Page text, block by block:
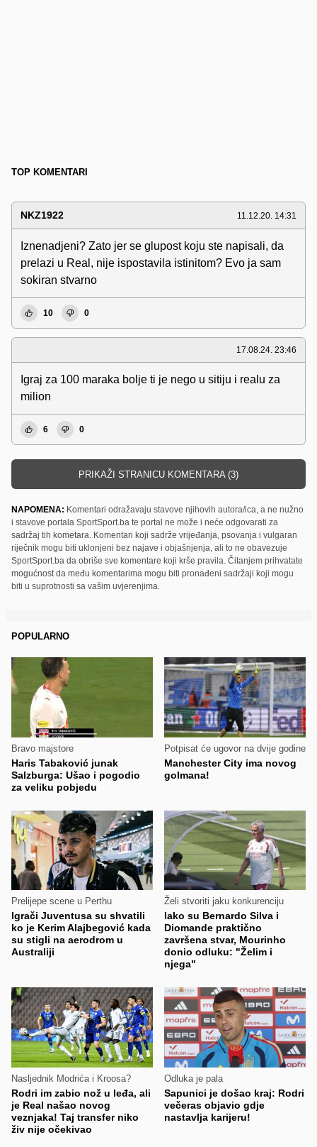
TOP KOMENTARI
NKZ1922 11.12.20. 14:31
Iznenadjeni? Zato jer se glupost koju ste napisali, da
prelazi u Real, nije ispostavila istinitom? Evo ja sam
sokiran stvarno
10 0
17.08.24. 23:46
Igraj za 100 maraka bolje ti je nego u sitiju i realu za
milion
6 0
PRIKAŽI STRANICU KOMENTARA (3)
NAPOMENA: Komentari odražavaju stavove njihovih autora/ica, a ne nužno
i stavove portala SportSport.ba te portal ne može i neće odgovarati za
sadržaj tih kometara. Komentari koji sadrže vrijeđanja, psovanja i vulgaran
riječnik mogu biti uklonjeni bez najave i objašnjenja, ali to ne obavezuje
SportSport.ba da obriše sve komentare koji krše pravila. Čitanjem prihvatate
mogućnost da među komentarima mogu biti pronađeni sadržaji koji mogu
biti u suprotnosti sa vašim uvjerenjima.
POPULARNO
Bravo majstore
Haris Tabaković junak
Salzburga: Ušao i pogodio
za veliku pobjedu
Potpisat će ugovor na dvije godine
Manchester City ima novog
golmana!
Prelijepe scene u Perthu
Igrači Juventusa su shvatili
ko je Kerim Alajbegović kada
su stigli na aerodrom u
Australiji
Želi stvoriti jaku konkurenciju
Iako su Bernardo Silva i
Diomande praktično
završena stvar, Mourinho
donio odluku: "Želim i
njega"
Nasljednik Modrića i Kroosa?
Rodri im zabio nož u leđa, ali
je Real našao novog
veznjaka! Taj transfer niko
živ nije očekivao
Odluka je pala
Sapunici je došao kraj: Rodri
večeras objavio gdje
nastavlja karijeru!